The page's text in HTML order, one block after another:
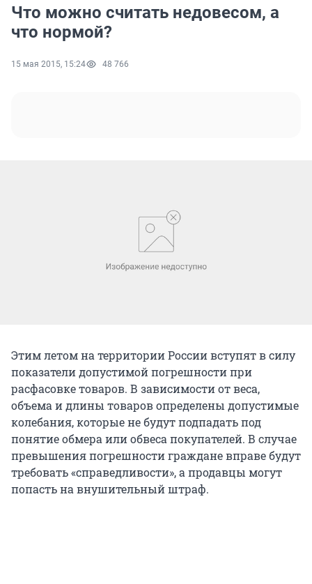
Что можно считать недовесом, а
что нормой?
15 мая 2015, 15:24 48 766
Этим летом на территории России вступят в силу
показатели допустимой погрешности при
расфасовке товаров. В зависимости от веса,
объема и длины товаров определены допустимые
колебания, которые не будут подпадать под
понятие обмера или обвеса покупателей. В случае
превышения погрешности граждане вправе будут
требовать «справедливости», а продавцы могут
попасть на внушительный штраф.